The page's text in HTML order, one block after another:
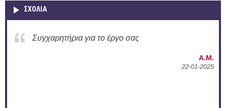
ΣΧΟΛΙΑ
Συγχαρητήρια για την ενεργή δράση σας στο